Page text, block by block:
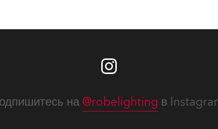
на @robelighting в